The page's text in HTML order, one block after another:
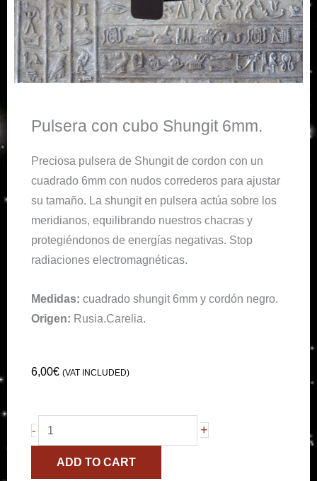
Pulsera con cubo Shungit 6mm.
Preciosa pulsera de Shungit de cordon con un
cuadrado 6mm con nudos correderos para ajustar
su tamaño. La shungit en pulsera actúa sobre los
meridianos, equilibrando nuestros chacras y
protegiéndonos de energías negativas. Stop
radiaciones electromagnéticas.
Medidas: cuadrado shungit 6mm y cordón negro.
Origen: Rusia.Carelia.
6,00€ (VAT INCLUDED)
-
Pulsera
con
cubo
+
ADD TO CART